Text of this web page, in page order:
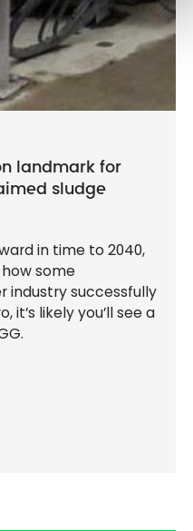
landmark for
sludge
in time to 2040,
some
industry successfully
it’s likely you’ll see a